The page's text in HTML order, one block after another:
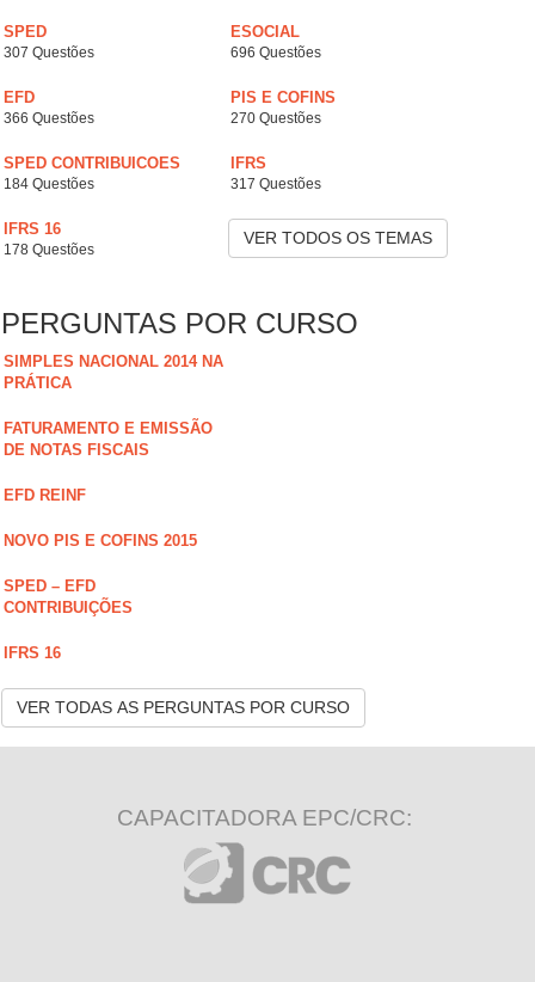
SPED
307 Questões
ESOCIAL
696 Questões
EFD
366 Questões
PIS E COFINS
270 Questões
SPED CONTRIBUICOES
184 Questões
IFRS
317 Questões
IFRS 16
178 Questões
VER TODOS OS TEMAS
PERGUNTAS POR CURSO
SIMPLES NACIONAL 2014 NA
PRÁTICA
FATURAMENTO E EMISSÃO
DE NOTAS FISCAIS
EFD REINF
NOVO PIS E COFINS 2015
SPED – EFD
CONTRIBUIÇÕES
IFRS 16
VER TODAS AS PERGUNTAS POR CURSO
CAPACITADORA EPC/CRC: